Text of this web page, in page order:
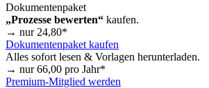
Dokumentenpaket
„Prozesse bewerten“ kaufen.
→ nur 24,80*
Dokumentenpaket kaufen
Alles sofort lesen & Vorlagen herunterladen.
→ nur66,00 pro Jahr*
Premium-Mitglied werden